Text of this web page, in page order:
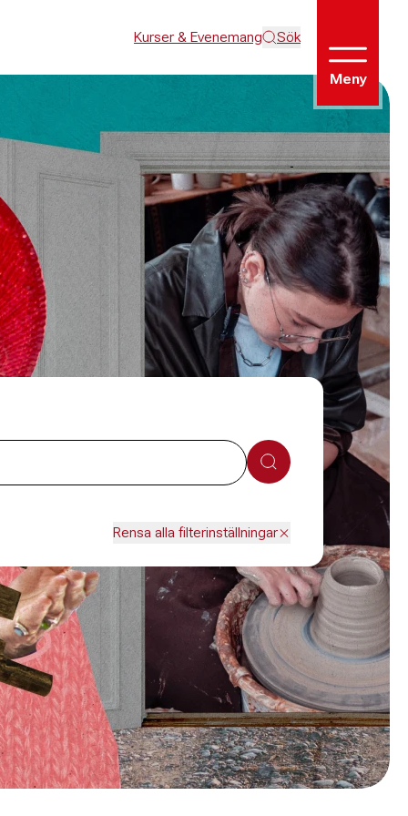
Kurser & Evenemang Sök
Meny
Sök
Rensa alla filterinställningar